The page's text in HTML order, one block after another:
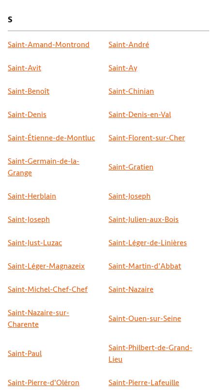
S
Saint-Amand-Montrond Saint-André
Saint-Avit Saint-Ay
Saint-Benoît Saint-Chinian
Saint-Denis Saint-Denis-en-Val
Saint-Étienne-de-Montluc Saint-Florent-sur-Cher
Saint-Germain-de-la-
Grange
Saint-Gratien
Saint-Herblain Saint-Joseph
Saint-Joseph Saint-Julien-aux-Bois
Saint-Just-Luzac Saint-Léger-de-Linières
Saint-Léger-Magnazeix Saint-Martin-d'Abbat
Saint-Michel-Chef-Chef Saint-Nazaire
Saint-Nazaire-sur-
Charente
Saint-Ouen-sur-Seine
Saint-Paul
Saint-Philbert-de-Grand-
Lieu
Saint-Pierre-d'Oléron Saint-Pierre-Lafeuille